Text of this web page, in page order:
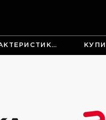
ХАРАКТЕРИСТИКИ